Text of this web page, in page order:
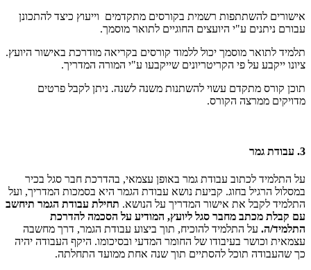
אישורים להשתתפות רשמית בקורסים מתקדמים וייעוץ כיצד להתכונן
עבורם ניתנים ע"י היועצים החוגיים לתואר מוסמך.
תלמיד לתואר מוסמך יכול ללמוד קורסים בקריאה מודרכת באישור היועץ.
ציונו ייקבע על פי הקריטריונים שייקבעו ע"י המורה המדריך.
תוכן קורס מתקדם עשוי להשתנות משנה לשנה. ניתן לקבל פרטים
מדויקים ממרצה הקורס.
3. עבודת גמר
על התלמיד לכתוב עבודת גמר באופן עצמאי, בהדרכת חבר סגל בכיר
במסלול הרגיל בחוג. קביעת נושא עבודת הגמר היא בסמכות המדריך, ועל
התלמיד לקבל את אישור המדריך על הנושא. תחילת עבודת הגמר תיחשב
עם קבלת מכתב מחבר סגל ליועץ, המודיע על הסכמה להדרכת
התלמיד/ה. על התלמיד להוכיח, תוך ביצוע עבודת הגמר, דרך מחשבה
עצמאית וכושר בעיבודו של החומר המדעי ובסיכומו. היקף העבודה יהיה
כך שהעבודה תוכל להסתיים תוך שנה אחת ממועד התחלתה.